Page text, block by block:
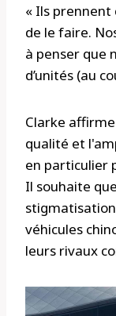
« Ils prennent
de le faire.
à penser que
d’unités (au
Clarke
qualité et
en particulier
Il souhaite
véhicules
leurs rivaux